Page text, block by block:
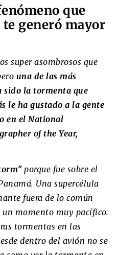
que
generó mayor
super asombrosos que
una de las más
sido la tormenta que
le ha gustado a la gente
en el National
of the Year,
porque fue sobre el
Una supercélula
fuera de lo común
un momento muy pacífico.
tormentas en las
dentro del avión no se